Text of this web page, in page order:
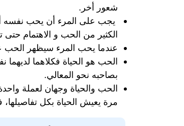
شعور أخر.
يجب على المرء أن يحب نفسه
الكثير من الحب و الاهتمام
عندما يحب المرء سيظهر الحب
الحب هو الحياة فكلاهما
بصاحبه نحو المعالي.
الحب والحياة وجهان لعملة
مرة يعيش الحياة بكل تفاصيلها،